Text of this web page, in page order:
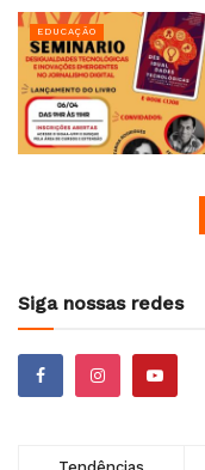
EDUCAÇÃO
Siga nossas redes